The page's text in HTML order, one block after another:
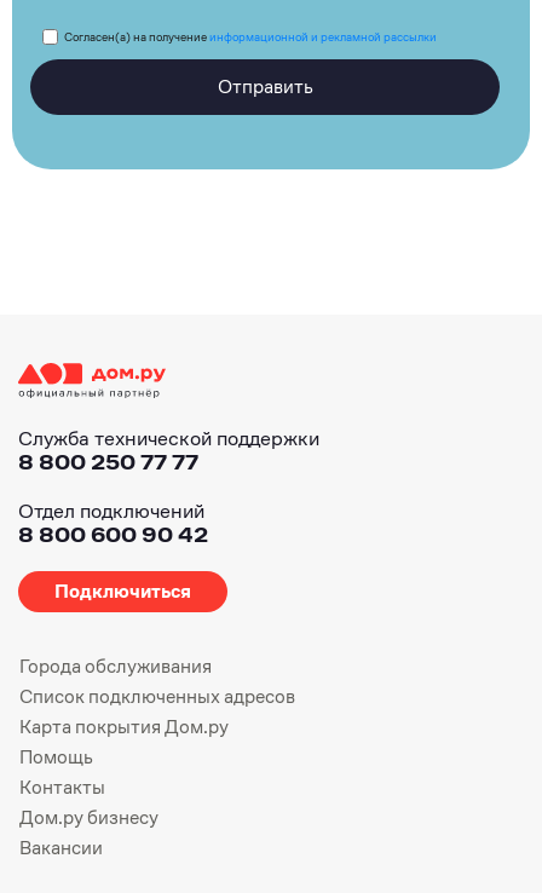
Согласен(а) на получениеинформационной и рекламной рассылки
Отправить
Служба технической поддержки
8 800 250 77 77
Отдел подключений
8 800 600 90 42
Подключиться
Города обслуживания
Список подключенных адресов
Карта покрытия Дом.ру
Помощь
Контакты
Дом.ру бизнесу
Вакансии